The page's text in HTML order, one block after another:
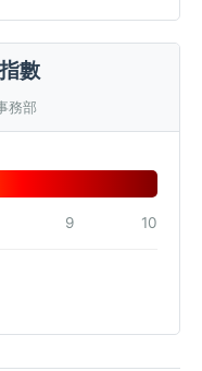
數
務部
9 10